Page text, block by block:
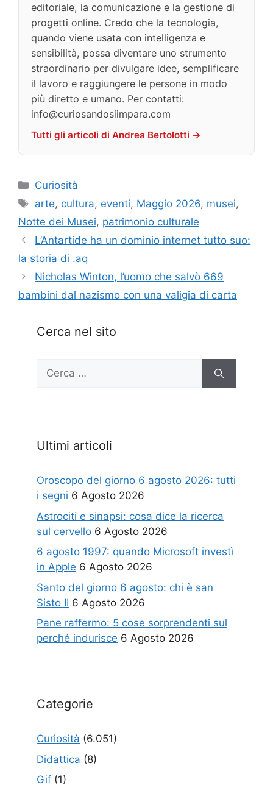
editoriale, la comunicazione e la gestione di
progetti online. Credo che la tecnologia,
quando viene usata con intelligenza e
sensibilità, possa diventare uno strumento
straordinario per divulgare idee, semplificare
il lavoro e raggiungere le persone in modo
più diretto e umano. Per contatti:
info@curiosandosiimpara.com
Tutti gli articoli di Andrea Bertolotti →
Categorie
Curiosità
Tag
arte, cultura, eventi, Maggio 2026, musei,
Notte dei Musei, patrimonio culturale
L’Antartide ha un dominio internet tutto suo:
la storia di .aq
Nicholas Winton, l’uomo che salvò 669
bambini dal nazismo con una valigia di carta
Cerca nel sito
Ricerca
Ultimi articoli
Oroscopo del giorno 6 agosto 2026: tutti
i segni 6 Agosto 2026
Astrociti e sinapsi: cosa dice la ricerca
sul cervello 6 Agosto 2026
6 agosto 1997: quando Microsoft investì
in Apple 6 Agosto 2026
Santo del giorno 6 agosto: chi è san
Sisto II 6 Agosto 2026
Pane raffermo: 5 cose sorprendenti sul
perché indurisce 6 Agosto 2026
Categorie
Curiosità (6.051)
Didattica (8)
Gif (1)